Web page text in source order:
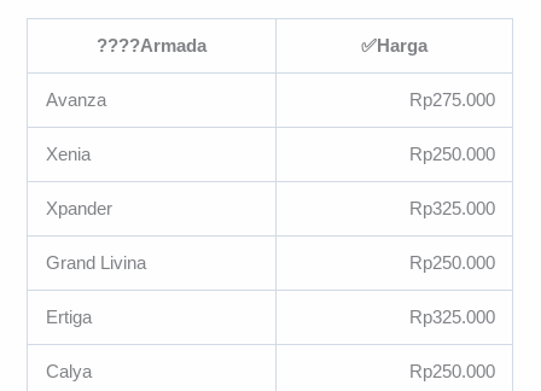
????Armada ✅Harga
Avanza Rp275.000
Xenia Rp250.000
Xpander Rp325.000
Grand Livina Rp250.000
Ertiga Rp325.000
Calya Rp250.000